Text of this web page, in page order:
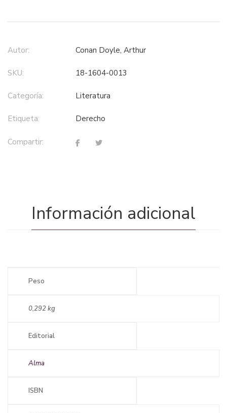
Autor: Conan Doyle, Arthur
SKU: 18-1604-0013
Categoría: literatura
Etiqueta: derecho
Compartir:
Información adicional
Peso
0,292 kg
Editorial
Alma
ISBN